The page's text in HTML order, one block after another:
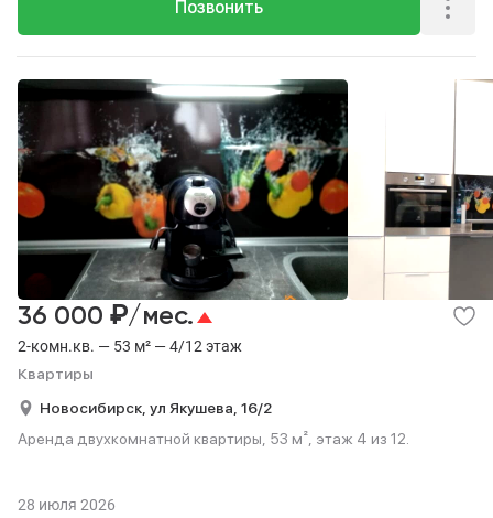
Позвонить
2-комн.кв. — 53 м² — 4/12 этаж
Квартиры
36 000 ₽/мес.
Новосибирск, ул Якушева, 16/2
Аренда двухкомнатной квартиры, 53 м², этаж 4 из 12.
28 июля 2026